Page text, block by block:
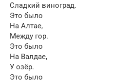
Сладкий виноград.
Это было
На Алтае,
Между гор.
Это было
На Валдае,
У озёр.
Это было